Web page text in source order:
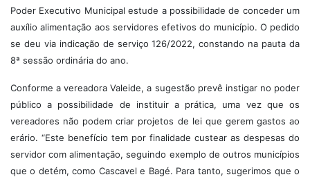
Poder Executivo Municipal estude a possibilidade de conceder um
auxílio alimentação aos servidores efetivos do município. O pedido
se deu via indicação de serviço 126/2022, constando na pauta da
8ª sessão ordinária do ano.
Conforme a vereadora Valeide, a sugestão prevê instigar no poder
público a possibilidade de instituir a prática, uma vez que os
vereadores não podem criar projetos de lei que gerem gastos ao
erário. “Este benefício tem por finalidade custear as despesas do
servidor com alimentação, seguindo exemplo de outros municípios
que o detém, como Cascavel e Bagé. Para tanto, sugerimos que o